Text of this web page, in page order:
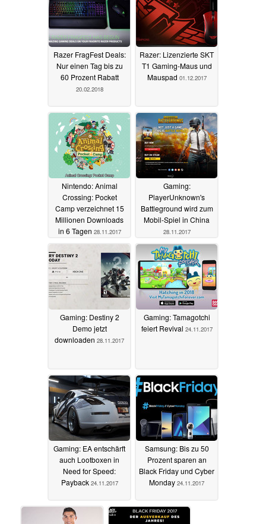
Razer FragFest Deals:
Nur einen Tag bis zu
60 Prozent Rabatt
20.02.2018
Razer: Lizenzierte SKT
T1 Gaming-Maus und
Mauspad 01.12.2017
Nintendo: Animal
Crossing: Pocket
Camp verzeichnet 15
Millionen Downloads
in 6 Tagen 28.11.2017
Gaming:
PlayerUnknown's
Battleground wird zum
Mobil-Spiel in China
28.11.2017
Gaming: Destiny 2
Demo jetzt
downloaden 28.11.2017
Gaming: Tamagotchi
feiert Revival 24.11.2017
Gaming: EA entschärft
auch Lootboxen in
Need for Speed:
Payback 24.11.2017
Samsung: Bis zu 50
Prozent sparen an
Black Friday und Cyber
Monday 24.11.2017